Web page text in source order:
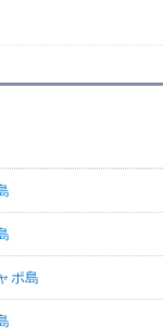
ポ島